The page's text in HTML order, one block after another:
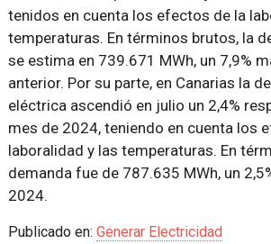
tenidos en cuenta los efectos de la
temperaturas. En términos brutos, la
se estima en 739.671 MWh, un 7,9%
anterior. Por su parte, en Canarias la
eléctrica ascendió en julio un 2,4%
mes de 2024, teniendo en cuenta los
laboralidad y las temperaturas. En
demanda fue de 787.635 MWh, un
2024.
Publicado en: Generar Electricidad